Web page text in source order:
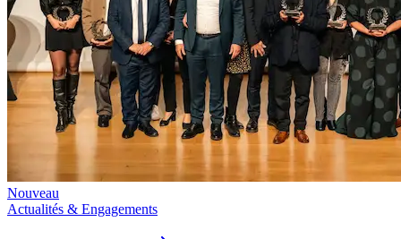
Nouveau
Actualités & Engagements